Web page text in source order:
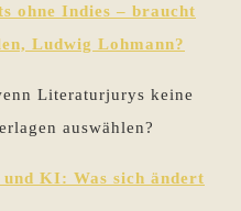
ohne Indies – braucht
Ludwig Lohmann?
Literaturjurys keine
auswählen?
und KI: Was sich ändert